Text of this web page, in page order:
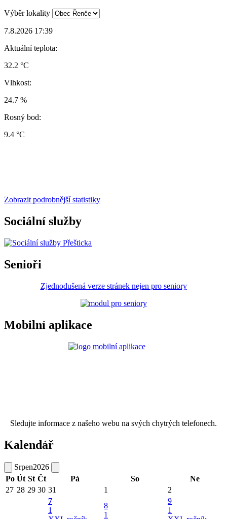
Výběr lokality
7.8.2026 17:39
Aktuální teplota:
32.2 °C
Vlhkost:
24.7 %
Rosný bod:
9.4 °C
Zobrazit podrobnější statistiky
Sociální služby
Senioři
Zjednodušená verze stránek nejen pro seniory
Mobilní aplikace
Sledujte informace z našeho webu na svých chytrých telefonech.
Kalendář
Srpen2026
Po Út St Čt Pá So
Ne
27 28 29 30 31 1 2
7
1
8
1
9
1